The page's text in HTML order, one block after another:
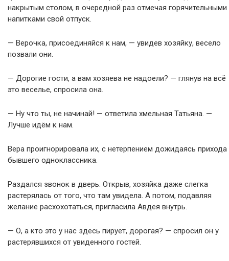
накрытым столом, в очередной раз отмечая горячительными
напитками свой отпуск.
— Верочка, присоединяйся к нам, — увидев хозяйку, весело
позвали они.
— Дорогие гости, а вам хозяева не надоели? — глянув на всё
это веселье, спросила она.
— Ну что ты, не начинай! — ответила хмельная Татьяна. —
Лучше идём к нам.
Вера проигнорировала их, с нетерпением дожидаясь прихода
бывшего одноклассника.
Раздался звонок в дверь. Открыв, хозяйка даже слегка
растерялась от того, что там увидела. А потом, подавляя
желание расхохотаться, пригласила Авдея внутрь.
— О, а кто это у нас здесь пирует, дорогая? — спросил он у
растерявшихся от увиденного гостей.